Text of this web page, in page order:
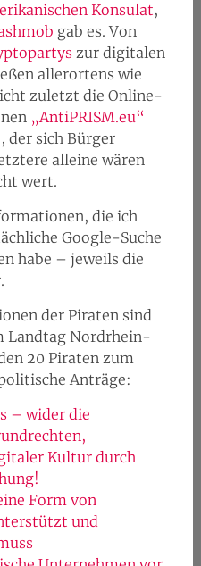
Konsulat,
gab es. Von
zur digitalen
allerortens wie
zuletzt die Online-
„AntiPRISM.eu“
, der sich Bürger
alleine wären
wert.
die ich
Google-Suche
habe – jeweils die
der Piraten sind
Landtag Nordrhein-
20 Piraten zum
Anträge:
– wider die
Kultur durch
Form von
und